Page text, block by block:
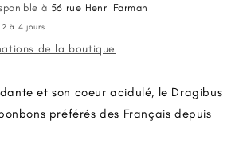
à 56 rue Henri Farman
2 à 4 jours
de la boutique
et son coeur acidulé, le Dragibus
préférés des Français depuis